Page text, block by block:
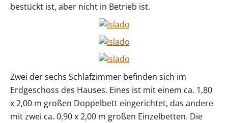
bestückt ist, aber nicht in Betrieb ist.
Zwei der sechs Schlafzimmer befinden sich im
Erdgeschoss des Hauses. Eines ist mit einem ca. 1,80
x 2,00 m großen Doppelbett eingerichtet, das andere
mit zwei ca. 0,90 x 2,00 m großen Einzelbetten. Die